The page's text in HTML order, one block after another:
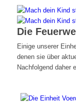
Die
Einige unserer
denen sie über
Nachfolgend daher